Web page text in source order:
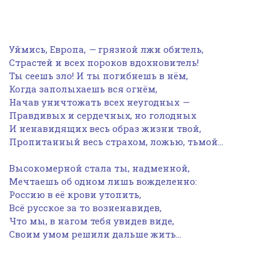
Уймись, Европа, — грязной лжи обитель,
Страстей и всех пороков вдохновитель!
Ты сеешь зло! И ты погибнешь в нём,
Когда заполыхаешь вся огнём,
Начав уничтожать всех неугодных —
Правдивых и сердечных, но голодных
И ненавидящих весь образ жизни твой,
Пропитанный весь страхом, ложью, тьмой…
Высокомерной стала ты, надменной,
Мечтаешь об одном лишь вожделенно:
Россию в её крови утопить,
Всё русское за то возненавидев,
Что мы, в нагом тебя увидев виде,
Своим умом решили дальше жить…